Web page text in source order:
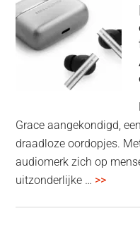
Grace aangekondigd,
draadloze oordopjes.
audiomerk zich op
uitzonderlijke … >>